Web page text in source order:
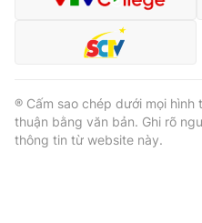
® Cấm sao chép dưới mọi
thuận bằng văn bản. Ghi rõ
thông tin từ website này.